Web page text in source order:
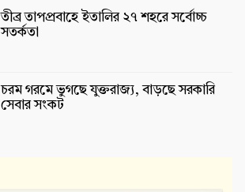
তীব্র তাপপ্রবাহে ইতালির ২৭ শহরে সর্বোচ্চ
সতর্কতা
চরম গরমে ভুগছে যুক্তরাজ্য, বাড়ছে সরকারি
সেবার সংকট